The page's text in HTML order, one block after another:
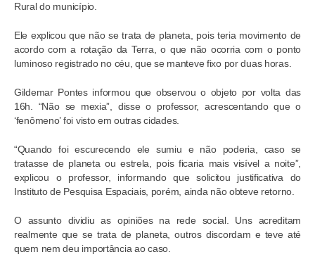
Rural do município.
Ele explicou que não se trata de planeta, pois teria movimento de
acordo com a rotação da Terra, o que não ocorria com o ponto
luminoso registrado no céu, que se manteve fixo por duas horas.
Gildemar Pontes informou que observou o objeto por volta das
16h. “Não se mexia”, disse o professor, acrescentando que o
‘fenômeno’ foi visto em outras cidades.
“Quando foi escurecendo ele sumiu e não poderia, caso se
tratasse de planeta ou estrela, pois ficaria mais visível a noite”,
explicou o professor, informando que solicitou justificativa do
Instituto de Pesquisa Espaciais, porém, ainda não obteve retorno.
O assunto dividiu as opiniões na rede social. Uns acreditam
realmente que se trata de planeta, outros discordam e teve até
quem nem deu importância ao caso.